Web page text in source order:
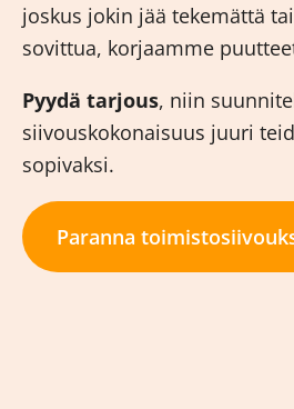
joskus jokin jää tekemättä
sovittua, korjaamme
Pyydä tarjous, niin
siivouskokonaisuus juuri
sopivaksi.
Paranna